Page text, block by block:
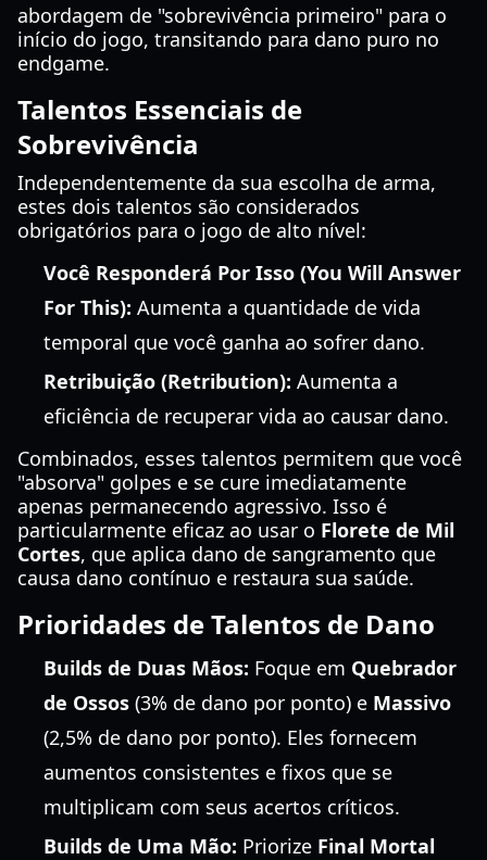
abordagem de "sobrevivência primeiro" para o
início do jogo, transitando para dano puro no
endgame.
Talentos Essenciais de
Sobrevivência
Independentemente da sua escolha de arma,
estes dois talentos são considerados
obrigatórios para o jogo de alto nível:
Você Responderá Por Isso (You Will Answer
For This): Aumenta a quantidade de vida
temporal que você ganha ao sofrer dano.
Retribuição (Retribution): Aumenta a
eficiência de recuperar vida ao causar dano.
Combinados, esses talentos permitem que você
"absorva" golpes e se cure imediatamente
apenas permanecendo agressivo. Isso é
particularmente eficaz ao usar o Florete de Mil
Cortes, que aplica dano de sangramento que
causa dano contínuo e restaura sua saúde.
Prioridades de Talentos de Dano
Builds de Duas Mãos: Foque em Quebrador
de Ossos (3% de dano por ponto) e Massivo
(2,5% de dano por ponto). Eles fornecem
aumentos consistentes e fixos que se
multiplicam com seus acertos críticos.
Builds de Uma Mão: Priorize Final Mortal